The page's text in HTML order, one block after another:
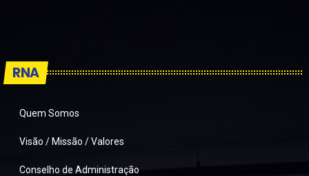
RNA
Quem Somos
Visão / Missão / Valores
Conselho de Administração